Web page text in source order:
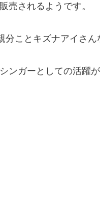
売されるようです。
ことキズナアイさ
ンガーとしての活躍